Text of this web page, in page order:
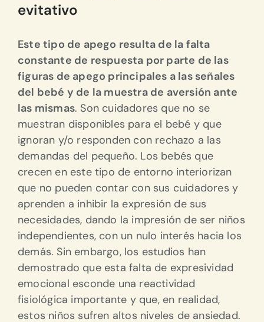
evitativo
Este tipo de apego resulta de la falta
constante de respuesta por parte de las
figuras de apego principales a las señales
del bebé y de la muestra de aversión ante
las mismas. Son cuidadores que no se
muestran disponibles para el bebé y que
ignoran y/o responden con rechazo a las
demandas del pequeño. Los bebés que
crecen en este tipo de entorno interiorizan
que no pueden contar con sus cuidadores y
aprenden a inhibir la expresión de sus
necesidades, dando la impresión de ser niños
independientes, con un nulo interés hacia los
demás. Sin embargo, los estudios han
demostrado que esta falta de expresividad
emocional esconde una reactividad
fisiológica importante y que, en realidad,
estos niños sufren altos niveles de ansiedad.